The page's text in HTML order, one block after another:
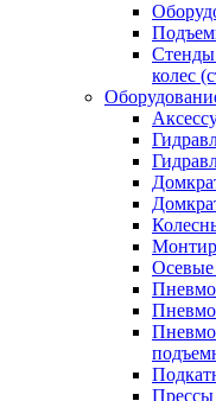
Стенды
колес
Прессы